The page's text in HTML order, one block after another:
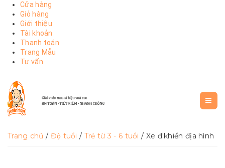
Cửa hàng
Giỏ hàng
Giới thiệu
Tài khoản
Thanh toán
Trang Mẫu
Tư vấn
Trang chủ / Độ tuổi / Trẻ từ 3 - 6 tuổi / Xe đ.khiển địa hình